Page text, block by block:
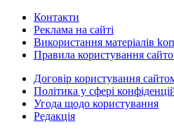
Контакти
Реклама на сайті
Використання матеріалів
Правила користування
Договір користування
Політика у сфері
Угода щодо користування
Редакція